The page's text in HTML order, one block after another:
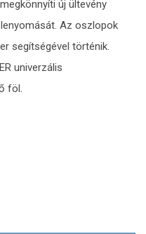
új ültevény
Az oszlopok
segítségével történik.
univerzális
föl.